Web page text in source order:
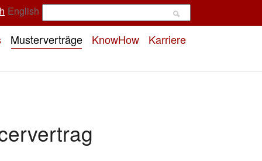
English
Musterverträge KnowHow Karriere